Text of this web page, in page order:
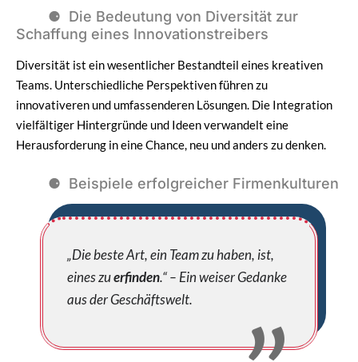
Die Bedeutung von Diversität zur
Schaffung eines Innovationstreibers
Diversität ist ein wesentlicher Bestandteil eines kreativen
Teams. Unterschiedliche Perspektiven führen zu
innovativeren und umfassenderen Lösungen. Die Integration
vielfältiger Hintergründe und Ideen verwandelt eine
Herausforderung in eine Chance, neu und anders zu denken.
Beispiele erfolgreicher Firmenkulturen
„Die beste Art, ein Team zu haben, ist,
eines zuerfinden.“ – Ein weiser Gedanke
aus der Geschäftswelt.